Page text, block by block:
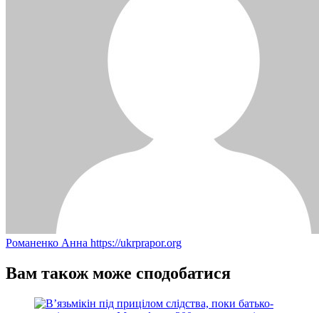
Романенко Анна https://ukrprapor.org
Вам також може сподобатися